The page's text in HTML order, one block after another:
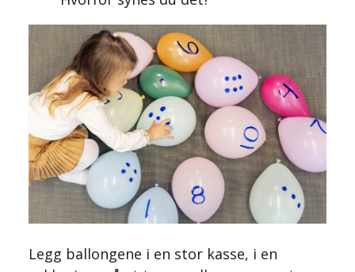
Legg ballongene i en stor kasse, i en